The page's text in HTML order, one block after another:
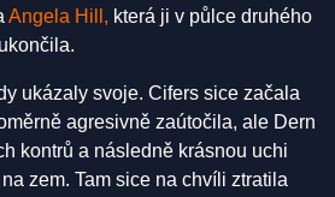
Angela Hill, která ji v půlce druhého
ukázaly svoje. Cifers sice začala
agresivně zaútočila, ale Dern
kontrů a následně krásnou uchi
zem. Tam sice na chvíli ztratila